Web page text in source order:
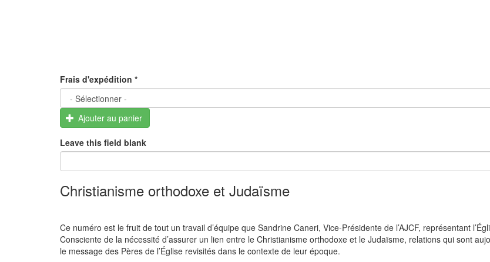
Frais d'expédition *
Ajouter au panier
Leave this field blank
Christianisme orthodoxe et Judaïsme
Ce numéro est le fruit de tout un travail d’équipe que Sandrine Caneri, Vice-Présidente de l’AJCF, représentant
Consciente de la nécessité d’assurer un lien entre le Christianisme orthodoxe et le Judaïsme, relations qui sont
le message des Pères de l’Église revisités dans le contexte de leur époque.